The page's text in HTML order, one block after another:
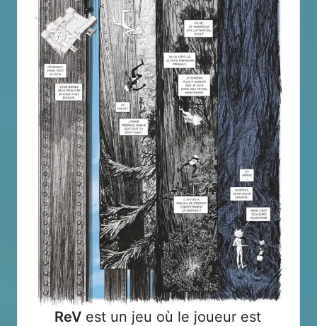
ReV est un jeu où le joueur est